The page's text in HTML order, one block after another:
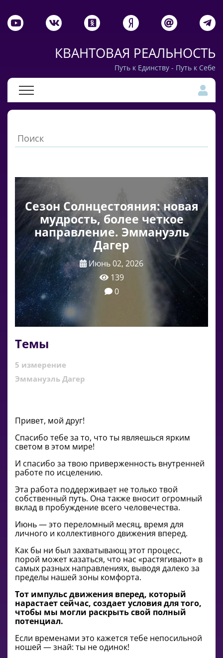
КВАНТОВАЯ РЕАЛЬНОСТЬ
Путь к Единству - Путь к Себе
Сезон Солнцестояния: новая
мудрость, более четкое
направление. Эммануэль
Дагер
Июнь 02, 2026
139
0
Темы
5 измерение
Эммануэль Дагер
Привет, мой друг!
Спасибо тебе за то, что ты являешься ярким
светом в этом мире!
И спасибо за твою приверженность внутренней
работе по исцелению.
Эта работа поддерживает не только твой
собственный путь. Она также вносит огромный
вклад в пробуждение всего человечества.
Июнь — это переломный месяц, время для
личного и коллективного движения вперед.
Как бы ни был захватывающ этот процесс,
порой может казаться, что нас «растягивают» в
самых разных направлениях, выводя далеко за
пределы нашей зоны комфорта.
Тот импульс движения вперед, который
нарастает сейчас, создает условия для того,
чтобы мы могли раскрыть свой полный
потенциал.
Если временами это кажется тебе непосильной
ношей — знай: ты не одинок!